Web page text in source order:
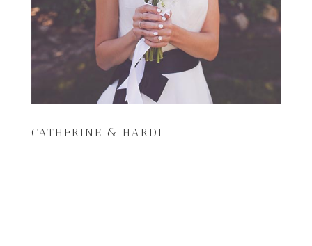
CATHERINE & HARDI